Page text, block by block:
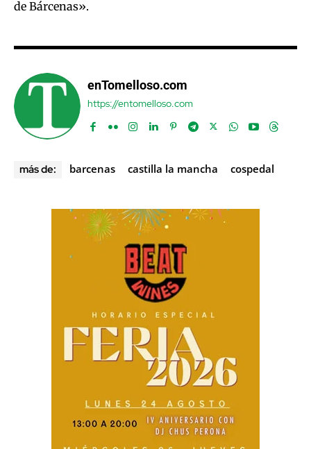
de Bárcenas».
enTomelloso.com
https://entomelloso.com
más de: barcenas castilla la mancha cospedal